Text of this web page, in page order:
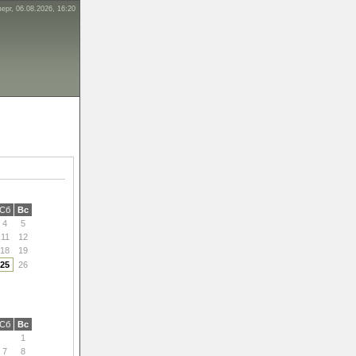
06.08.2026, 16:20
Сб
Вс
4
5
11
12
18
19
25
26
Сб
Вс
1
7
8